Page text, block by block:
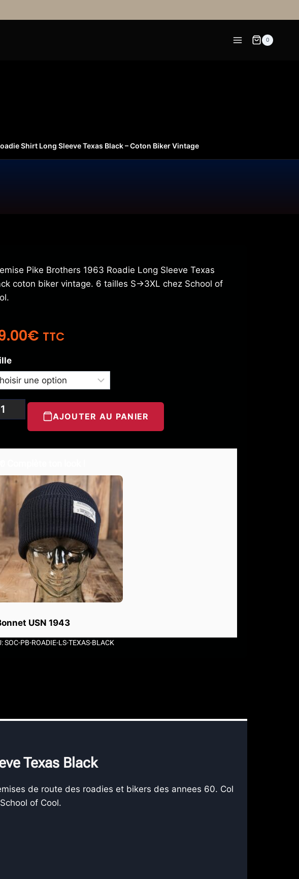
0
Shirt Long Sleeve Texas Black – Coton Biker Vintage
Pike Brothers 1963 Roadie Long Sleeve Texas
coton biker vintage. 6 tailles S→3XL chez School of
€ TTC
AJOUTER AU PANIER
USN 1943
SOC-PB-ROADIE-LS-TEXAS-BLACK
Texas Black
de route des roadies et bikers des annees 60. Col
of Cool.